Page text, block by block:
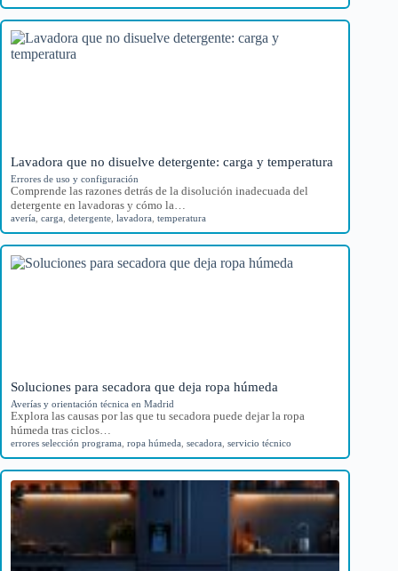
Lavadora que no disuelve detergente: carga y temperatura
Errores de uso y configuración
Comprende las razones detrás de la disolución inadecuada del
detergente en lavadoras y cómo la…
avería carga detergente lavadora temperatura
Soluciones para secadora que deja ropa húmeda
Averías y orientación técnica en Madrid
Explora las causas por las que tu secadora puede dejar la ropa
húmeda tras ciclos…
errores selección programa ropa húmeda secadora servicio técnico